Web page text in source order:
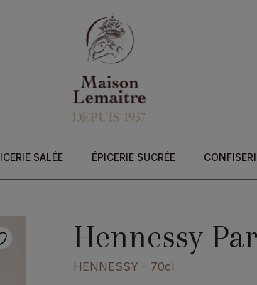
SALÉE ÉPICERIE SUCRÉE
Hennessy
HENNESSY - 70cl